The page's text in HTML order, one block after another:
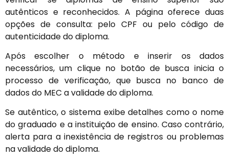
autênticos e reconhecidos. A página oferece duas
opções de consulta: pelo CPF ou pelo código de
autenticidade do diploma.
Após escolher o método e inserir os dados
necessários, um clique no botão de busca inicia o
processo de verificação, que busca no banco de
dados do MEC a validade do diploma.
Se autêntico, o sistema exibe detalhes como o nome
do graduado e a instituição de ensino. Caso contrário,
alerta para a inexistência de registros ou problemas
na validade do diploma.